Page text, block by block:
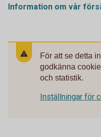
Information om vår
För att se detta
godkänna
och statistik.
Inställningar för